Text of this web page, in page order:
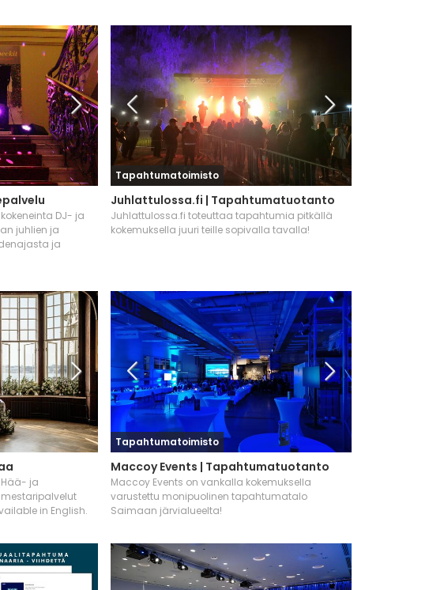
DJ- ja
juhlien ja
ja
Tapahtumatoimisto
Juhlattulossa.fi | Tapahtumatuotanto
Juhlattulossa.fi toteuttaa tapahtumia pitkällä
kokemuksella juuri teille sopivalla tavalla!
ja
in English.
Tapahtumatoimisto
Maccoy Events | Tapahtumatuotanto
Maccoy Events on vankalla kokemuksella
varustettu monipuolinen tapahtumatalo
Saimaan järvialueelta!